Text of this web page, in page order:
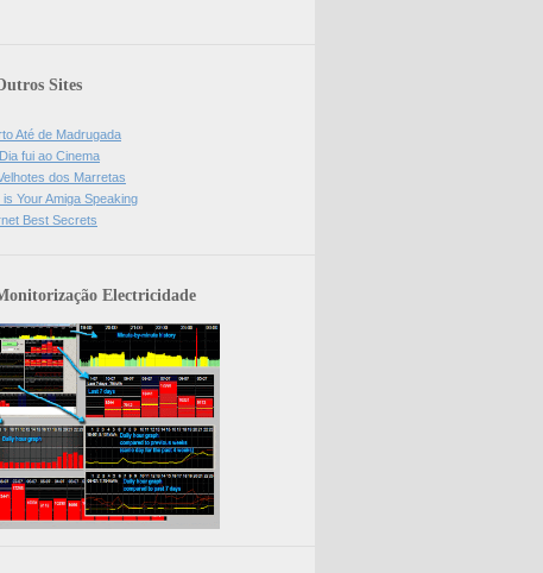
Sites
Até de Madrugada
fui ao Cinema
dos Marretas
is Your Amiga Speaking
Best Secrets
Electricidade